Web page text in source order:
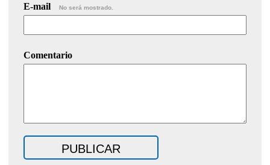
E-mail No será mostrado.
Comentario